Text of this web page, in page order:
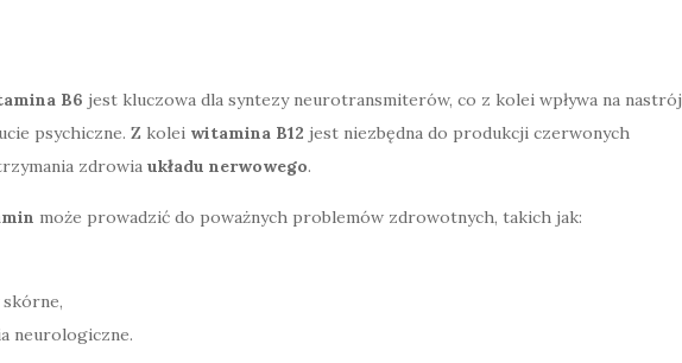
B6 jest kluczowa dla syntezy neurotransmiterów, co z kolei wpływa na nastrój
psychiczne. Z kolei witamina B12 jest niezbędna do produkcji czerwonych
zdrowia układu nerwowego.
może prowadzić do poważnych problemów zdrowotnych, takich jak:
neurologiczne.